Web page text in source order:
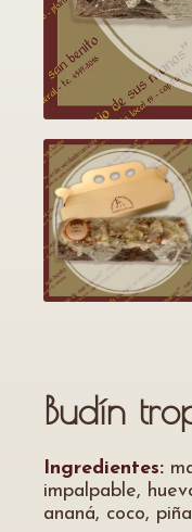
Budín
Ingredientes:
impalpable,
ananá, coco,